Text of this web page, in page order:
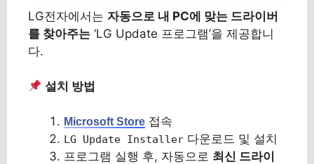
LG전자에서는 자동으로 내 PC에 맞는 드라이버
를 찾아주는 ‘LG Update 프로그램’을 제공합니
다.
설치 방법
Microsoft Store 접속
LG Update Installer 다운로드 및 설치
프로그램 실행 후, 자동으로 최신 드라이